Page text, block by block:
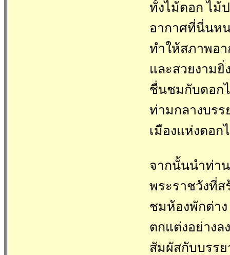
ทั้งไม้ดอก ไม้
อากาศที่นี่นห
ทำให้สภาพอ
และสวยงามยิ่
ชื่นชมกับดอก
ท่ามกลางบร
เมืองแห่งดอ
จากนั้นนำท่า
พระราชวังที่ส
ชมห้องพักต่าง
ตกแต่งอย่าง
สัมผัสกับบรร